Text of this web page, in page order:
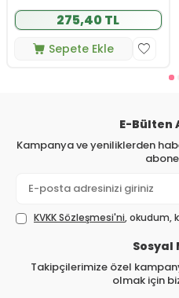
275,40 TL
Sepete Ekle
E-Bülten
Kampanya ve yeniliklerden
KVKK Sözleşmesi'ni, okudum,
Sosyal
Takipçilerimize özel
olmak için